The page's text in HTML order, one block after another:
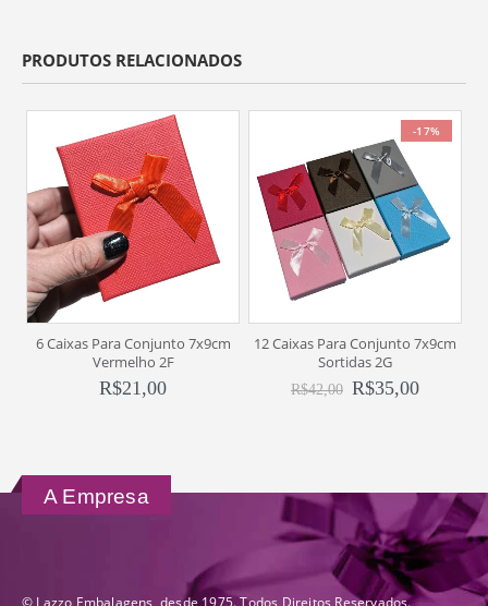
PRODUTOS RELACIONADOS
6 Caixas Para Conjunto 7x9cm
Vermelho 2F
R$21,00
-17%
12 Caixas Para Conjunto 7x9cm
Sortidas 2G
R$42,00 R$35,00
A Empresa
© Lazzo Embalagens, desde 1975. Todos Direitos Reservados.